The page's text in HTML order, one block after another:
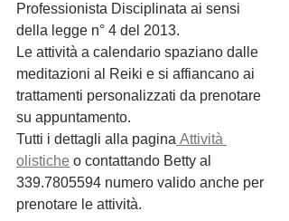
Professionista Disciplinata ai sensi
della legge n° 4 del 2013.
Le attività a calendario spaziano dalle
meditazioni al Reiki e si affiancano ai
trattamenti personalizzati da prenotare
su appuntamento.
Tutti i dettagli alla pagina Attività
olistiche o contattando Betty al
339.7805594 numero valido anche per
prenotare le attività.